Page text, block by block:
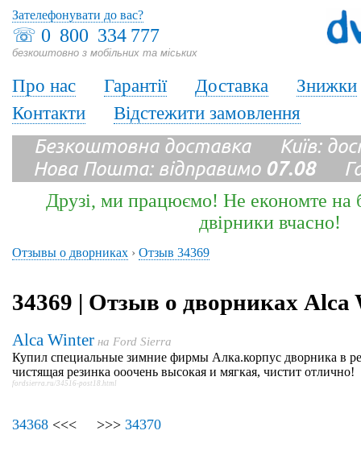
☏ 0 800 334 777
безкоштовно з мобільних та міських
Зателефонувати до вас?
Про нас Гарантії Доставка
Знижки
Контакти
Відстежити замовлення
Безкоштовна доставка Київ:
Нова Пошта: відправимо 07.08
Друзі, ми працюємо! Не економте на
двірники вчасно!
Отзывы о дворниках › Отзыв 34369
34369 | Отзыв о дворниках Alca
Alca Winter на Ford Sierra
Купил специальные зимние фирмы Алка.корпус дворника в
чистящая резинка ооочень высокая и мягкая, чистит отлично!
fordsierra.ru/34516-post18.html
34368 <<< >>> 34370